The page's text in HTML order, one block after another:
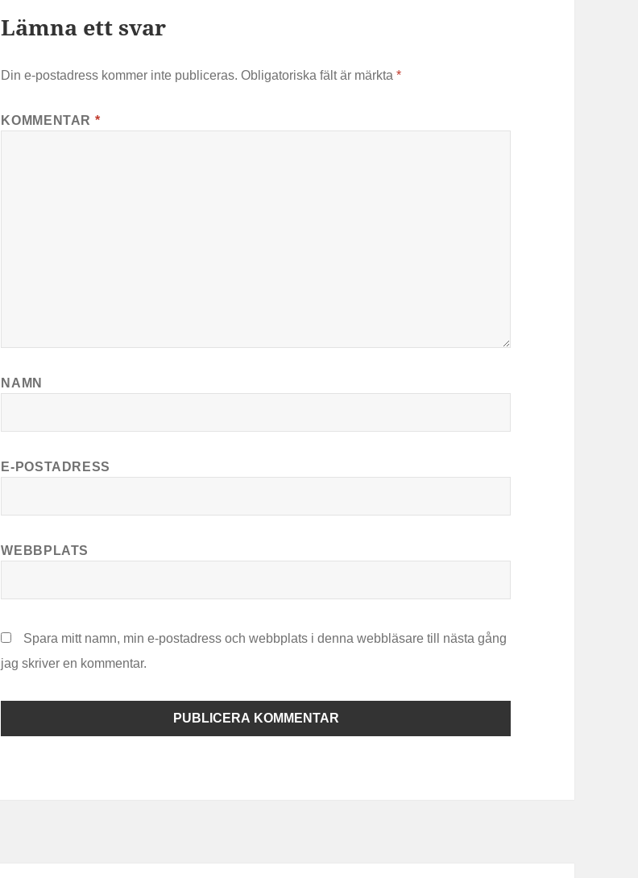
Lämna ett svar
Din e-postadress kommer inte publiceras. Obligatoriska fält är märkta*
KOMMENTAR *
NAMN
E-POSTADRESS
WEBBPLATS
Spara mitt namn, min e-postadress och webbplats i denna webbläsare till nästa gång
jag skriver en kommentar.